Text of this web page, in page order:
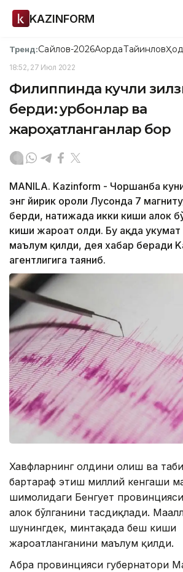
KAZINFORM
Тренд:Сайлов-2026АқордаТайинлов
18:52, 27 Июл 2022
Филиппинда кучли
берди: қурбонлар ва
жароҳатланганлар бор
МАNILA. Kazinform - Чоршанба
энг йирик ороли Лусонда 7
берди, натижада икки киши ҳалок
киши жароҳат олди. Бу ҳақда
маълум қилди, дея хабар беради
агентлигига таяниб.
Хавфларнинг олдини олиш ва
бартараф этиш миллий кенгаши
шимолидаги Бенгует
ҳалок бўлганини тасдиқлади.
шунингдек, минтақада беш киши
жароҳатланганини маълум қилди.
Абра провинцияси губернатори